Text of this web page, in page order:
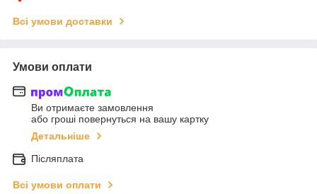
Всі умови доставки
Умови оплати
Ви отримаєте замовлення
або гроші повернуться на вашу картку
Детальніше
Післяплата
Всі умови оплати